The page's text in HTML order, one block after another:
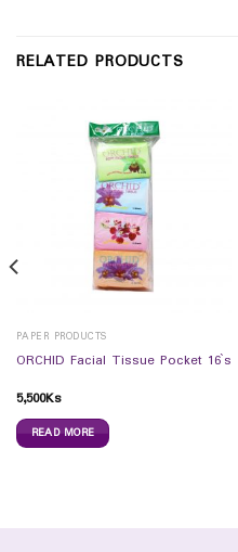
RELATED PRODUCTS
PAPER PRODUCTS
ORCHID Facial Tissue Pocket 16`s
5,500Ks
READ MORE